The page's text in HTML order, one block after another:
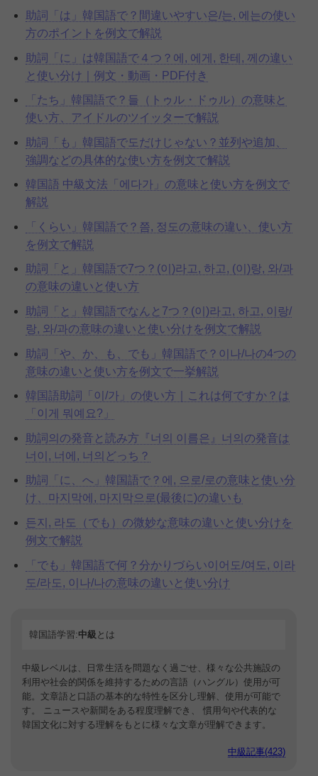
助詞「は」韓国語で？間違いやすい은/는, 에는の使い
方のポイントを例文で解説
助詞「に」は韓国語で４つ？에, 에게, 한테, 께の違い
と使い分け｜例文・動画・PDF付き
「たち」韓国語で？들（トゥル・ドゥル）の意味と
使い方、アイドルのツイッターで解説
助詞「も」韓国語で도だけじゃない？並列や追加、
強調などの具体的な使い方を例文で解説
韓国語 中級文法「에다가」の意味と使い方を例文で
解説
「くらい」韓国語で？쯤, 정도の意味の違い、使い方
を例文で解説
助詞「と」韓国語で7つ？(이)라고, 하고, (이)랑, 와/과
の意味の違いと使い方
助詞「と」韓国語でなんと7つ？(이)라고, 하고, 이랑/
랑, 와/과の意味の違いと使い分けを例文で解説
助詞「や、か、も、でも」韓国語で？이나/나の4つの
意味の違いと使い方を例文で一挙解説
韓国語助詞「이/가」の使い方｜これは何ですか？は
「이게 뭐예요?」
助詞의の発音と読み方『너의 이름은』너의の発音は
너이, 너에, 너의どっち？
助詞「に、へ」韓国語で？에, 으로/로の意味と使い分
け、마지막에, 마지막으로(最後に)の違いも
든지, 라도（でも）の微妙な意味の違いと使い分けを
例文で解説
「でも」韓国語で何？分かりづらい이어도/여도, 이라
도/라도, 이나/나の意味の違いと使い分け
韓国語学習:中級 とは
中級レベルは、日常生活を問題なく過ごせ、様々な公共施設の
利用や社会的関係を維持するための言語（ハングル）使用が可
能。文章語と口語の基本的な特性を区分し理解、使用が可能で
す。 ニュースや新聞をある程度理解でき、 慣用句や代表的な
韓国文化に対する理解をもとに様々な文章が理解できます。
中級記事(423)